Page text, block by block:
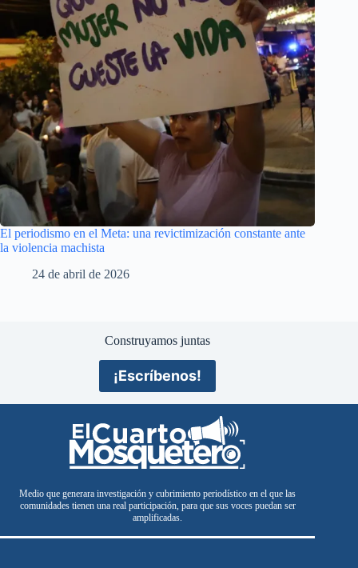
El periodismo en el Meta: una revictimización constante ante
la violencia machista
24 de abril de 2026
Construyamos juntas
¡Escríbenos!
Medio que generara investigación y cubrimiento periodístico en el que las
comunidades tienen una real participación, para que sus voces puedan ser
amplificadas.